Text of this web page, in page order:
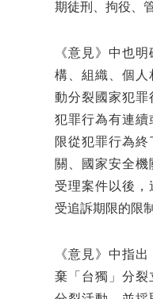
期徒刑、拘役、
《意見》中也
構、組織、個人
動分裂國家犯罪
犯罪行為有連續
限從犯罪行為
關、國家安全機
受理案件以後，
受追訴期限的限制
《意見》中指
棄「台獨」分裂